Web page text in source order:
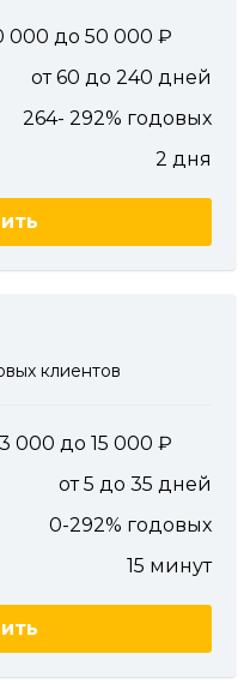
000 до 50 000
от 60 до 240 дней
264- 292% годовых
2 дня
клиентов
000 до 15 000
от 5 до 35 дней
0-292% годовых
15 минут